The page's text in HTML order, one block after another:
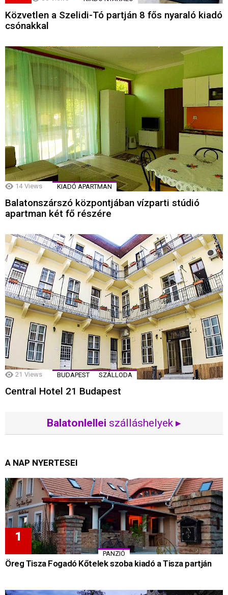
Közvetlen a Szelidi-Tó partján 8 fős nyaraló kiadó
csónakkal
14 Views KIADÓ APARTMAN
Balatonszárszó központjában vízparti stúdió
apartman két fő részére
21 Views BUDAPEST SZÁLLODA
Central Hotel 21 Budapest
Balatonlellei szálláshelyek ▸
A NAP NYERTESEI
PANZIÓ
Öreg Tisza Fogadó Kőtelek szoba kiadó a Tisza partján